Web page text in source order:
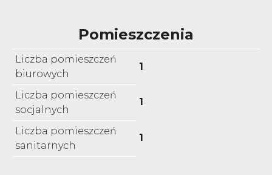
Pomieszczenia
Liczba pomieszczeń
biurowych
1
Liczba pomieszczeń
socjalnych
1
Liczba pomieszczeń
sanitarnych
1